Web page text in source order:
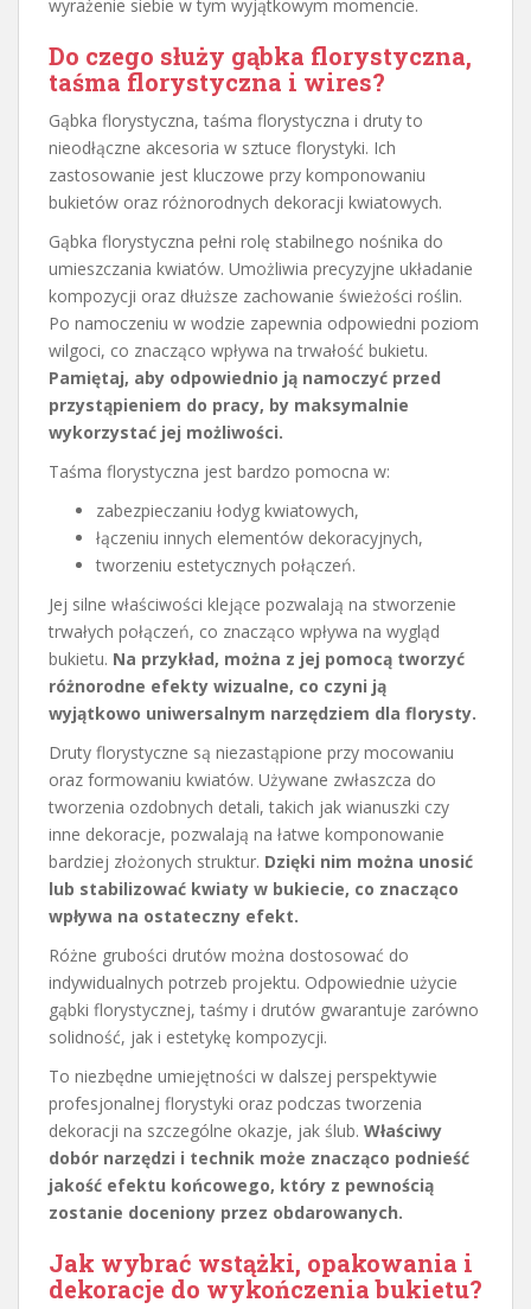
wyrażenie siebie w tym wyjątkowym momencie.
Do czego służy gąbka florystyczna,
taśma florystyczna i wires?
Gąbka florystyczna, taśma florystyczna i druty to
nieodłączne akcesoria w sztuce florystyki. Ich
zastosowanie jest kluczowe przy komponowaniu
bukietów oraz różnorodnych dekoracji kwiatowych.
Gąbka florystyczna pełni rolę stabilnego nośnika do
umieszczania kwiatów. Umożliwia precyzyjne układanie
kompozycji oraz dłuższe zachowanie świeżości roślin.
Po namoczeniu w wodzie zapewnia odpowiedni poziom
wilgoci, co znacząco wpływa na trwałość bukietu.
Pamiętaj, aby odpowiednio ją namoczyć przed
przystąpieniem do pracy, by maksymalnie
wykorzystać jej możliwości.
Taśma florystyczna jest bardzo pomocna w:
zabezpieczaniu łodyg kwiatowych,
łączeniu innych elementów dekoracyjnych,
tworzeniu estetycznych połączeń.
Jej silne właściwości klejące pozwalają na stworzenie
trwałych połączeń, co znacząco wpływa na wygląd
bukietu. Na przykład, można z jej pomocą tworzyć
różnorodne efekty wizualne, co czyni ją
wyjątkowo uniwersalnym narzędziem dla florysty.
Druty florystyczne są niezastąpione przy mocowaniu
oraz formowaniu kwiatów. Używane zwłaszcza do
tworzenia ozdobnych detali, takich jak wianuszki czy
inne dekoracje, pozwalają na łatwe komponowanie
bardziej złożonych struktur. Dzięki nim można unosić
lub stabilizować kwiaty w bukiecie, co znacząco
wpływa na ostateczny efekt.
Różne grubości drutów można dostosować do
indywidualnych potrzeb projektu. Odpowiednie użycie
gąbki florystycznej, taśmy i drutów gwarantuje zarówno
solidność, jak i estetykę kompozycji.
To niezbędne umiejętności w dalszej perspektywie
profesjonalnej florystyki oraz podczas tworzenia
dekoracji na szczególne okazje, jak ślub. Właściwy
dobór narzędzi i technik może znacząco podnieść
jakość efektu końcowego, który z pewnością
zostanie doceniony przez obdarowanych.
Jak wybrać wstążki, opakowania i
dekoracje do wykończenia bukietu?